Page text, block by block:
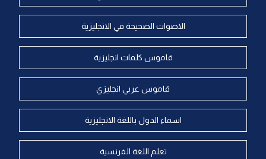
الاصوات الصحيحة في الانجليزية
قاموس كلمات انجليزية
قاموس عربي انجليزي
اسماء الدول باللغة الانجليزية
تعلم اللغة الفرنسية